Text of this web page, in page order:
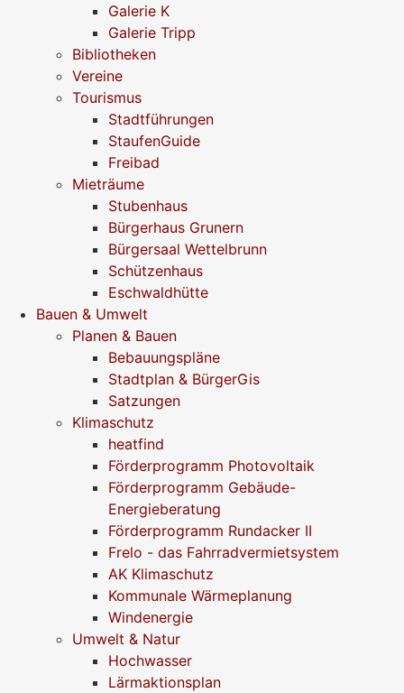
Galerie K
Galerie Tripp
Bibliotheken
Vereine
Tourismus
Stadtführungen
StaufenGuide
Freibad
Mieträume
Stubenhaus
Bürgerhaus Grunern
Bürgersaal Wettelbrunn
Schützenhaus
Eschwaldhütte
Bauen & Umwelt
Planen & Bauen
Bebauungspläne
Stadtplan & BürgerGis
Satzungen
Klimaschutz
heatfind
Förderprogramm Photovoltaik
Förderprogramm Gebäude-
Energieberatung
Förderprogramm Rundacker II
Frelo - das Fahrradvermietsystem
AK Klimaschutz
Kommunale Wärmeplanung
Windenergie
Umwelt & Natur
Hochwasser
Lärmaktionsplan